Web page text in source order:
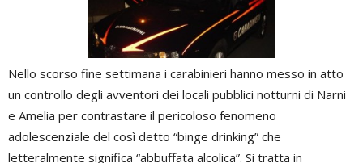
Nello scorso fine settimana i carabinieri hanno messo in atto
un controllo degli avventori dei locali pubblici notturni di Narni
e Amelia per contrastare il pericoloso fenomeno
adolescenziale del così detto “binge drinking” che
letteralmente significa “abbuffata alcolica”. Si tratta in